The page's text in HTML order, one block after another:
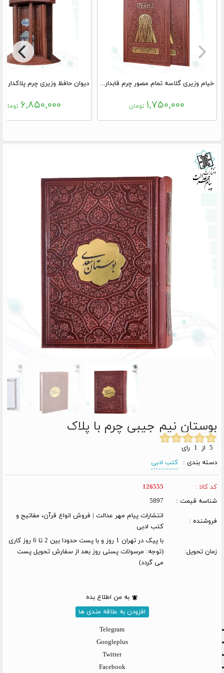
خیام وزیری گلاسه تمام مصور چرم قابدار کشویی ساده طلاکوب
۱,۷۵۰,۰۰۰ تومان ۶,۸۵۰,۰۰۰ تومان
بوستان نیم جیبی چرم با پلاک
دسته بندی :
کتب ادبی
کد کالا :
126555
شناسه قیمت :
5897
فروشنده :
انتشارات پیام مهر عدالت | فروش انواع قرآن، مفاتیح و
کتب ادبی
زمان تحویل:
با پیک در تهران 1 روز و با پست حدودا بین 2 تا 6 روز کاری
(توجه: مرسولات پستی روز بعد از سفارش تحویل پست
می گردد)
به من اطلاع بده
افزودن به علاقه مندی ها
Telegram
Googleplus
Twitter
Facebook